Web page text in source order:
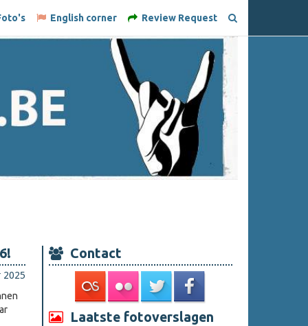
English corner Review Request
2025
Contact
Laatste fotoverslagen